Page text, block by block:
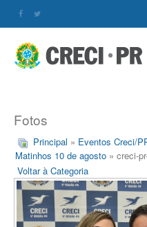
Fotos
Principal » Eventos Creci/
Matinhos 10 de agosto » creci-
Voltar à Categoria